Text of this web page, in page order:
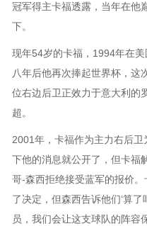
冠军得主卡福透露，当年在他
下。
现年54岁的卡福，1994年在
八年后他再次捧起世界杯，这
位右边后卫正效力于意大利的
超。
2001年，卡福作为主力右后
下他的消息就公开了，但卡福
哥-森西拒绝接受蓝军的报价
了决定，但森西告诉他们‘算
员，我们会让这支球队的阵容